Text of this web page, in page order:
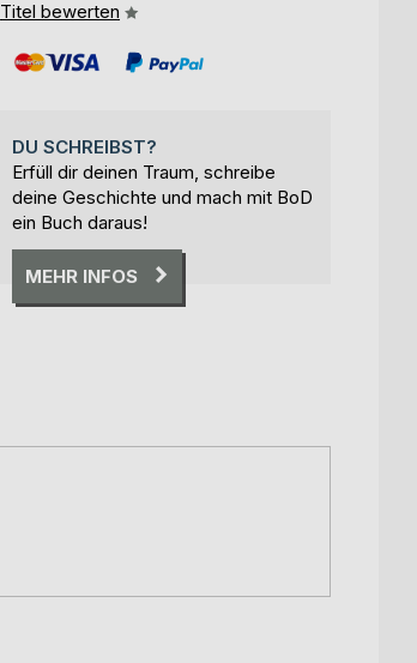
Titel bewerten
DU SCHREIBST?
Erfüll dir deinen Traum, schreibe
deine Geschichte und mach mit BoD
ein Buch daraus!
MEHR INFOS